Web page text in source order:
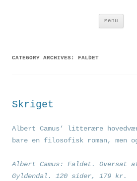
Menu
CATEGORY ARCHIVES: FALDET
Skriget
Albert Camus’ litterære
bare en filosofisk roman, men
Albert Camus: Faldet. Oversat
Gyldendal. 120 sider, 179 kr.